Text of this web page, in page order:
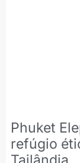
Phuket
refúgio